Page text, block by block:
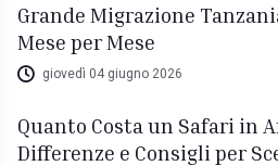
Grande Migrazione
Mese per Mese
giovedì 04 giugno 2026
Quanto Costa un Safari in
Differenze e Consigli per